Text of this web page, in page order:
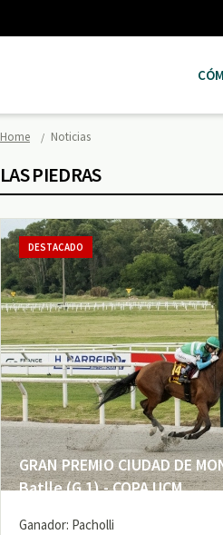
Home Noticias
LAS PIEDRAS
GRAN PREMIO CIUDAD DE
Batlle (G 1) - COPA UCM
DESTACADO
Ganador: Pacholli